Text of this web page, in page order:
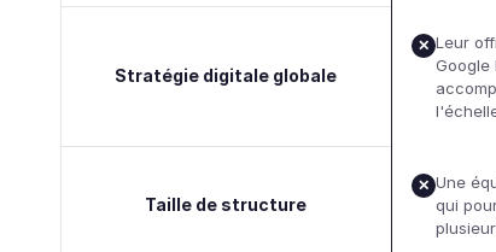
Stratégie digitale globale
✕ Leur
Google
Taille de structure
✕ Une
qui